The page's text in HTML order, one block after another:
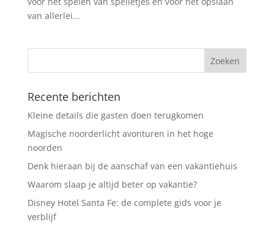
van allerlei...
Recente berichten
Kleine details die gasten doen terugkomen
Magische noorderlicht avonturen in het hoge
noorden
Denk hieraan bij de aanschaf van een vakantiehuis
Waarom slaap je altijd beter op vakantie?
Disney Hotel Santa Fe: de complete gids voor je
verblijf